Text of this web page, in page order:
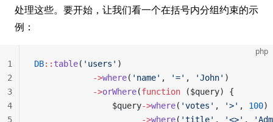
处理这些。要开始，让我们看一个在括号内分组约束的示
例：
php
DB:: table( 'users' )
            ->
where( 'name' , '=' , 'John' )
            ->
orWhere(function ($query) {
                $query
->where( 'votes' , '>' , 100)
                      ->
where( 'title' , '<>' ,
1
2
3
4
5